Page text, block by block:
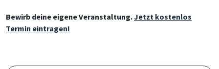
Bewirb deine eigene Veranstaltung.Jetzt kostenlos
Termin eintragen!